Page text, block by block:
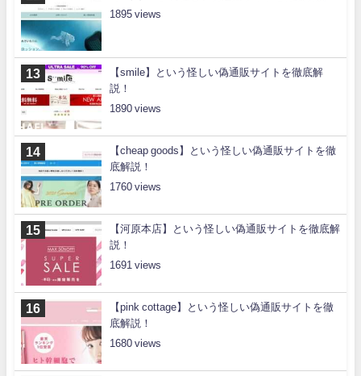
1895
【smile】という怪しい偽通販サイトを徹底解
説！
1890
【cheap goods】という怪しい偽通販サイトを徹
底解説！
1760
【河原本店】という怪しい偽通販サイトを徹底解
説！
1691
【pink cottage】という怪しい偽通販サイトを徹
底解説！
1680